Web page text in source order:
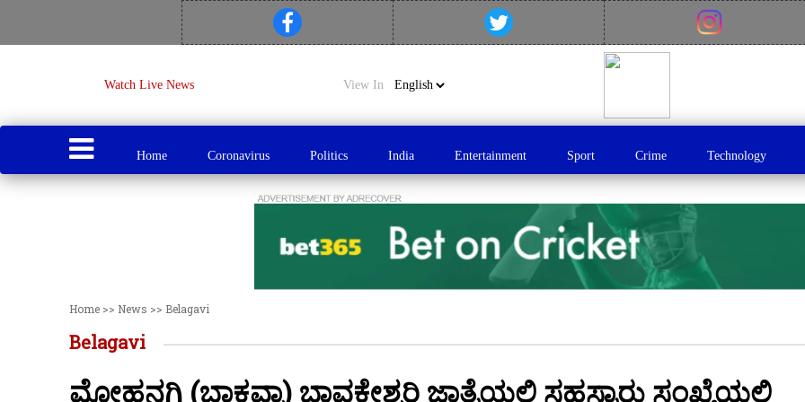
Watch Live News View In
Home Coronavirus Politics India Entertainment Sport Crime Technology
Home >> News >> Belagavi
Belagavi
ಮೋಹನಗಿ (ಬಾಕವ್ವಾ) ಭಾವಕೇಶ್ವರಿ ಜಾತ್ರೆಯಲ್ಲಿ ಸಹಸ್ರಾರು ಸಂಖ್ಯೆಯಲ್ಲಿ